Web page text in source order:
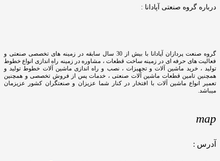
درباره گروه صنعتی آپادانا :
گروه صنعت پردازان آپادانا با بیش از 30 سال سابقه در زمینه های تخصصی صنعتی و
فعالیت های حرفه ای در زمینه ساخت قطعات ، مشاوره در زمینه راه اندازی انواع خطوط
تولید ، خرید ماشین آلات و تجهیزات ، نصب و راه اندازی ماشین آلات خطوط تولید و
همچنین تامین قطعات ماشین آلات صنعتی ، خدمات پس از فروش تخصصی و همچنین
تعمیر انواع ماشین آلات با افتخار در کنار شما عزیزان و صنعتگران کشور عزیزمان
میباشد.
map
آدرس :